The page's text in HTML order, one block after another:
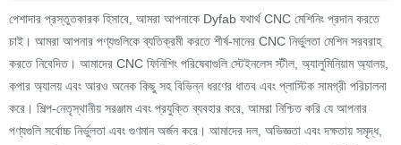
পেশাদার প্রস্তুতকারক হিসাবে, আমরা আপনাকে Dyfab যথার্থ CNC মেশিনিং প্রদান করতে
চাই। আমরা আপনার পণ্যগুলিকে ব্যতিক্রমী করতে শীর্ষ-মানের CNC নির্ভুলতা মেশিন সরবরাহ
করতে নিবেদিত। আমাদের CNC ফিনিশিং পরিষেবাগুলি স্টেইনলেস স্টীল, অ্যালুমিনিয়াম অ্যালয়,
কপার অ্যালয় এবং আরও অনেক কিছু সহ বিভিন্ন ধরণের ধাতব এবং প্লাস্টিক সামগ্রী পরিচালনা
করে। শিল্প-নেতৃস্থানীয় সরঞ্জাম এবং প্রযুক্তি ব্যবহার করে, আমরা নিশ্চিত করি যে আপনার
পণ্যগুলি সর্বোচ্চ নির্ভুলতা এবং গুণমান অর্জন করে। আমাদের দল, অভিজ্ঞতা এবং দক্ষতায় সমৃদ্ধ,